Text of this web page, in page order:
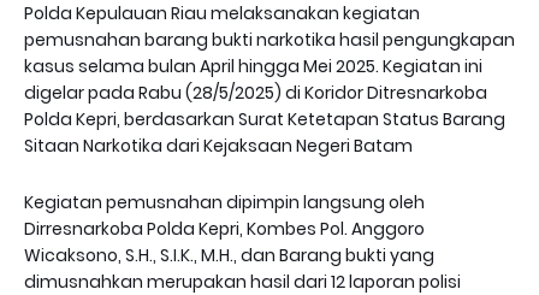
Polda Kepulauan Riau melaksanakan kegiatan
pemusnahan barang bukti narkotika hasil pengungkapan
kasus selama bulan April hingga Mei 2025. Kegiatan ini
digelar pada Rabu (28/5/2025) di Koridor Ditresnarkoba
Polda Kepri, berdasarkan Surat Ketetapan Status Barang
Sitaan Narkotika dari Kejaksaan Negeri Batam
Kegiatan pemusnahan dipimpin langsung oleh
Dirresnarkoba Polda Kepri, Kombes Pol. Anggoro
Wicaksono, S.H., S.I.K., M.H., dan Barang bukti yang
dimusnahkan merupakan hasil dari 12 laporan polisi